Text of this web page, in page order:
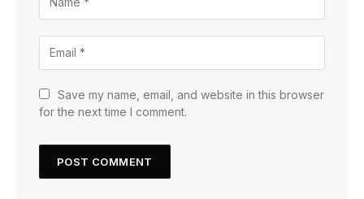
Save my name, email, and website in this browser
for the next time I comment.